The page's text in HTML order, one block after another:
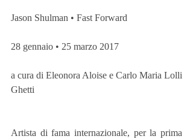
Jason Shulman • Fast Forward
28 gennaio • 25 marzo 2017
a cura di Eleonora Aloise e Carlo Maria Lolli
Ghetti
Artista di fama internazionale, per la prima